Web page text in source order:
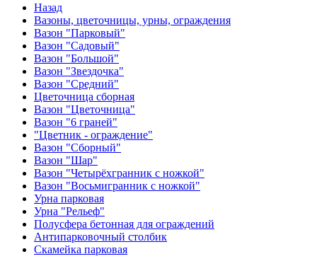
Назад
Вазоны, цветочницы, урны, ограждения
Вазон "Парковый"
Вазон "Садовый"
Вазон "Большой"
Вазон "Звездочка"
Вазон "Средний"
Цветочница сборная
Вазон "Цветочница"
Вазон "6 граней"
"Цветник - ограждение"
Вазон "Сборный"
Вазон "Шар"
Вазон "Четырёхгранник с ножкой"
Вазон "Восьмигранник с ножкой"
Урна парковая
Урна "Рельеф"
Полусфера бетонная для ограждений
Антипарковочный столбик
Скамейка парковая